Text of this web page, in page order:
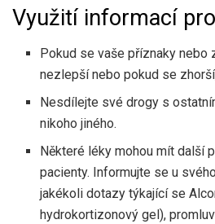
Využití informací
Pokud se vaše příznaky nebo
nezlepší nebo pokud se
Nesdílejte své drogy s
nikoho jiného.
Některé léky mohou mít další
pacienty. Informujte se u
jakékoli dotazy týkající se
hydrokortizonový gel),